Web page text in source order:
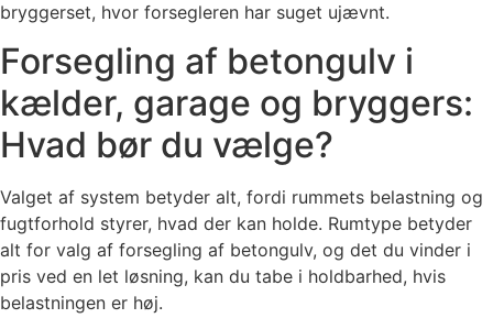
bryggerset, hvor forsegleren har suget ujævnt.
Forsegling af betongulv i
kælder, garage og bryggers:
Hvad bør du vælge?
Valget af system betyder alt, fordi rummets belastning og
fugtforhold styrer, hvad der kan holde. Rumtype betyder
alt for valg af forsegling af betongulv, og det du vinder i
pris ved en let løsning, kan du tabe i holdbarhed, hvis
belastningen er høj.